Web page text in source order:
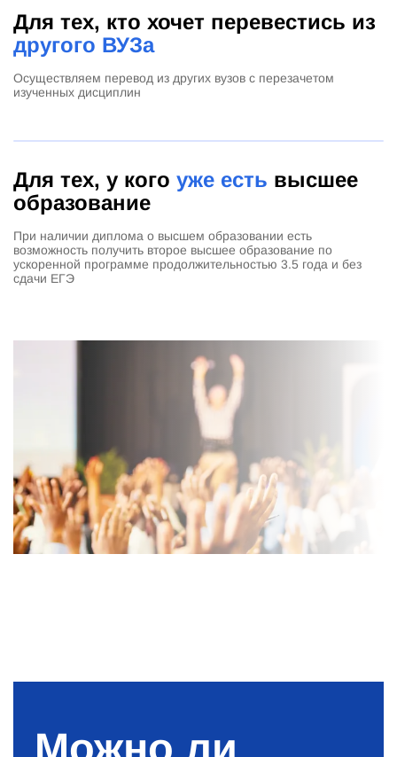
Для тех, кто хочет перевестись из
другого ВУЗа
Осуществляем перевод из других вузов с перезачетом
изученных дисциплин
Для тех, у кого уже есть высшее
образование
При наличии диплома о высшем образовании есть
возможность получить второе высшее образование по
ускоренной программе продолжительностью 3.5 года и без
сдачи ЕГЭ
Можно ли